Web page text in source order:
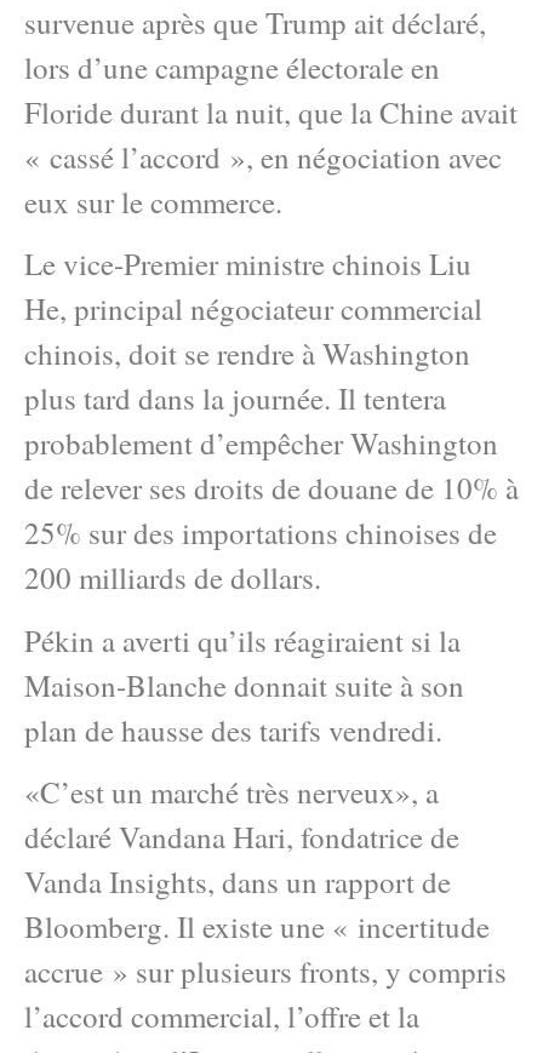
survenue après que Trump ait déclaré,
lors d’une campagne électorale en
Floride durant la nuit, que la Chine avait
« cassé l’accord », en négociation avec
eux sur le commerce.
Le vice-Premier ministre chinois Liu
He, principal négociateur commercial
chinois, doit se rendre à Washington
plus tard dans la journée. Il tentera
probablement d’empêcher Washington
de relever ses droits de douane de 10% à
25% sur des importations chinoises de
200 milliards de dollars.
Pékin a averti qu’ils réagiraient si la
Maison-Blanche donnait suite à son
plan de hausse des tarifs vendredi.
«C’est un marché très nerveux», a
déclaré Vandana Hari, fondatrice de
Vanda Insights, dans un rapport de
Bloomberg. Il existe une « incertitude
accrue » sur plusieurs fronts, y compris
l’accord commercial, l’offre et la